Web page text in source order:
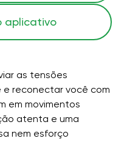
aplicativo
as tensões
e reconectar você com
em movimentos
atenta e uma
nem esforço